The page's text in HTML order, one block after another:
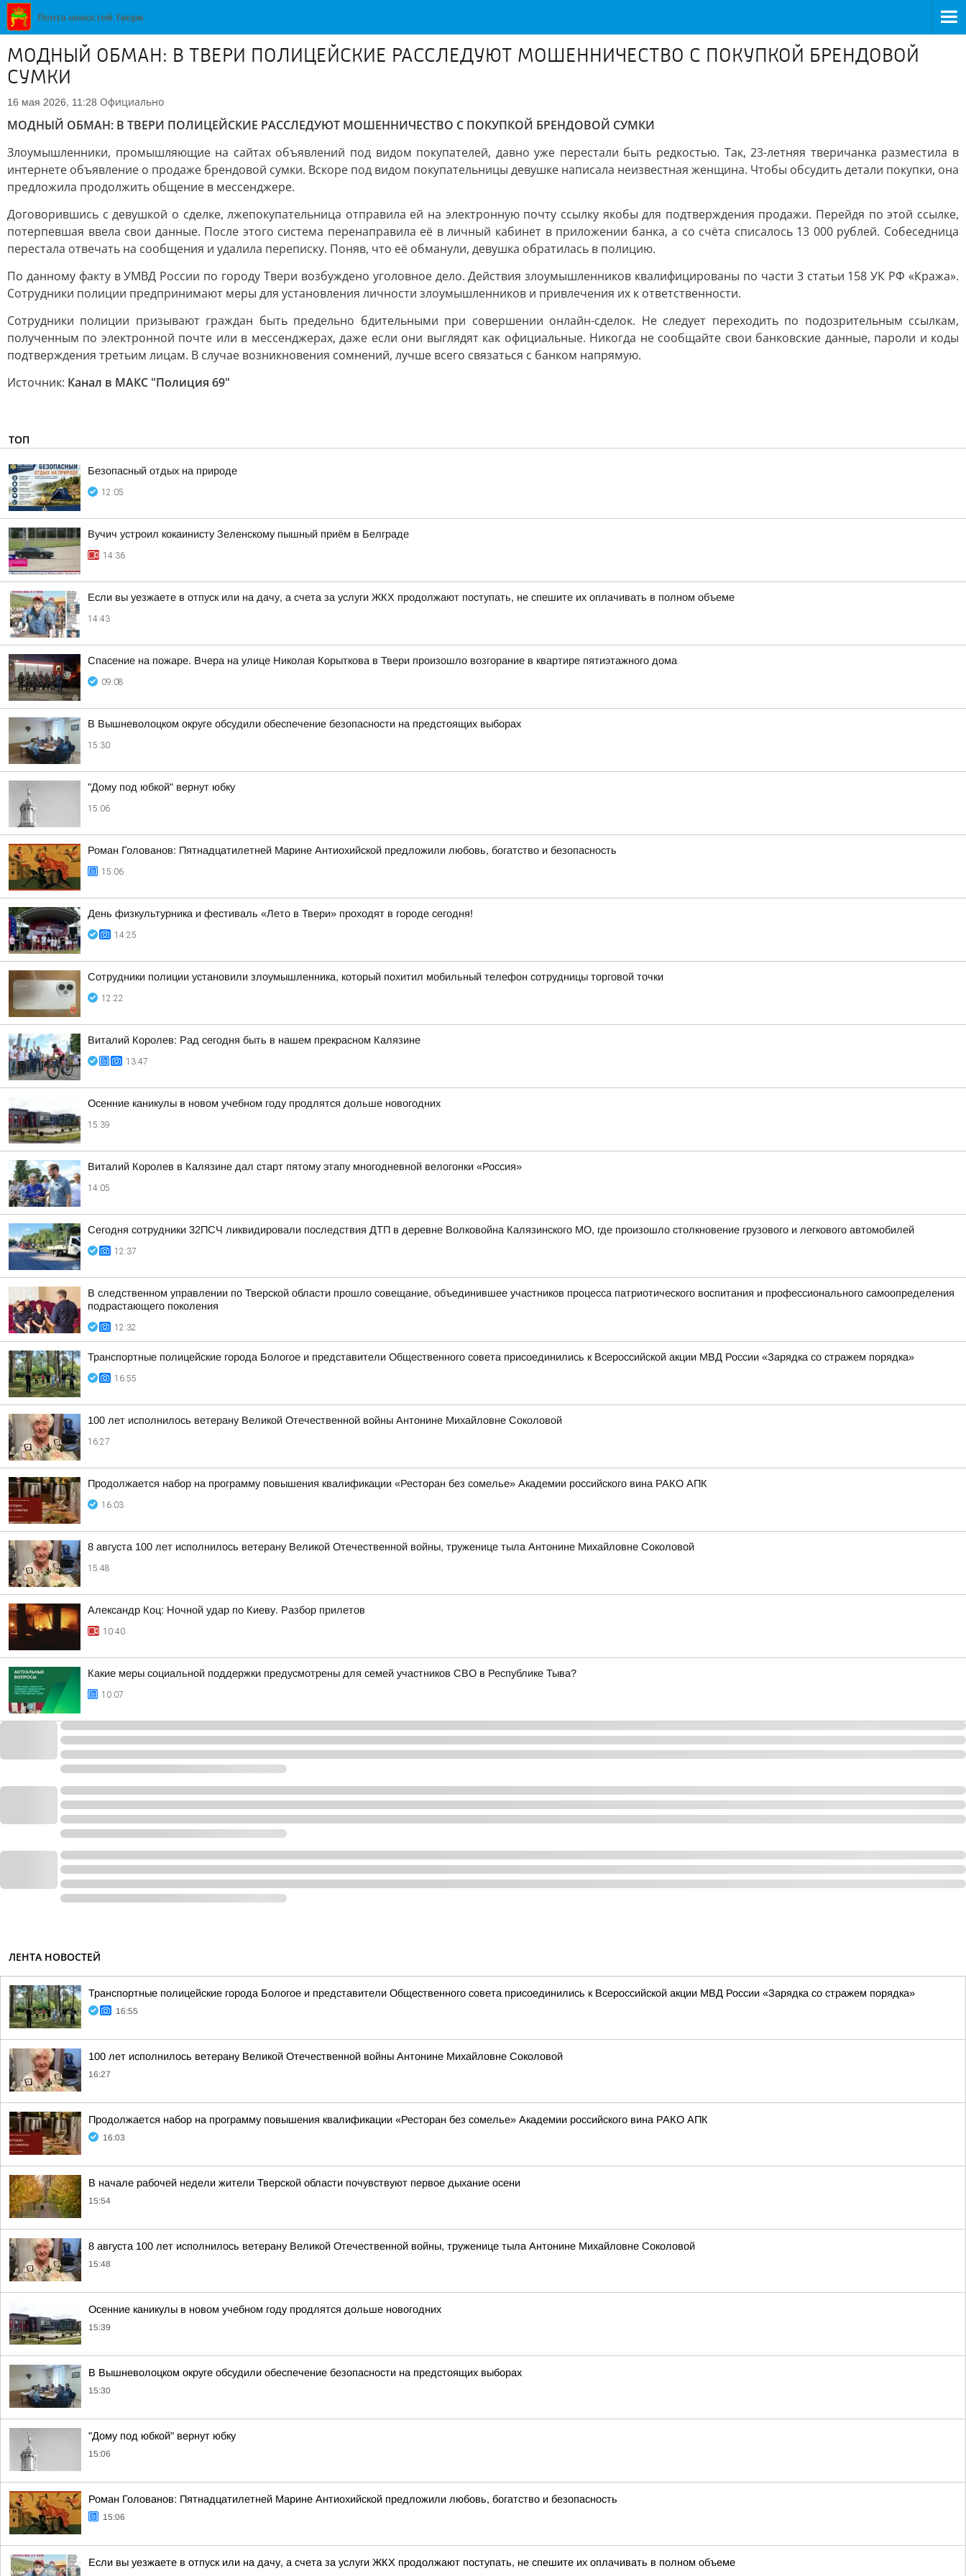
МОДНЫЙ ОБМАН: В ТВЕРИ ПОЛИЦЕЙСКИЕ РАССЛЕДУЮТ МОШЕННИЧЕСТВО С ПОКУПКОЙ БРЕНДОВОЙ
СУМКИ
16 мая 2026, 11:28 Официально
МОДНЫЙ ОБМАН: В ТВЕРИ ПОЛИЦЕЙСКИЕ РАССЛЕДУЮТ МОШЕННИЧЕСТВО С ПОКУПКОЙ БРЕНДОВОЙ СУМКИ
Злоумышленники, промышляющие на сайтах объявлений под видом покупателей, давно уже перестали быть редкостью. Так, 23-летняя тверичанка разместила в
интернете объявление о продаже брендовой сумки. Вскоре под видом покупательницы девушке написала неизвестная женщина. Чтобы обсудить детали покупки, она
предложила продолжить общение в мессенджере.
Договорившись с девушкой о сделке, лжепокупательница отправила ей на электронную почту ссылку якобы для подтверждения продажи. Перейдя по этой ссылке,
потерпевшая ввела свои данные. После этого система перенаправила её в личный кабинет в приложении банка, а со счёта списалось 13 000 рублей. Собеседница
перестала отвечать на сообщения и удалила переписку. Поняв, что её обманули, девушка обратилась в полицию.
По данному факту в УМВД России по городу Твери возбуждено уголовное дело. Действия злоумышленников квалифицированы по части 3 статьи 158 УК РФ «Кража».
Сотрудники полиции предпринимают меры для установления личности злоумышленников и привлечения их к ответственности.
Сотрудники полиции призывают граждан быть предельно бдительными при совершении онлайн-сделок. Не следует переходить по подозрительным ссылкам,
полученным по электронной почте или в мессенджерах, даже если они выглядят как официальные. Никогда не сообщайте свои банковские данные, пароли и коды
подтверждения третьим лицам. В случае возникновения сомнений, лучше всего связаться с банком напрямую.
Источник: Канал в МАКС "Полиция 69"
ТОП
Безопасный отдых на природе
12:05
Вучич устроил кокаинисту Зеленскому пышный приём в Белграде
14:36
Если вы уезжаете в отпуск или на дачу, а счета за услуги ЖКХ продолжают поступать, не спешите их оплачивать в полном объеме
14:43
Спасение на пожаре. Вчера на улице Николая Корыткова в Твери произошло возгорание в квартире пятиэтажного дома
09:08
В Вышневолоцком округе обсудили обеспечение безопасности на предстоящих выборах
15:30
"Дому под юбкой" вернут юбку
15:06
Роман Голованов: Пятнадцатилетней Марине Антиохийской предложили любовь, богатство и безопасность
15:06
День физкультурника и фестиваль «Лето в Твери» проходят в городе сегодня!
14:25
Сотрудники полиции установили злоумышленника, который похитил мобильный телефон сотрудницы торговой точки
12:22
Виталий Королев: Рад сегодня быть в нашем прекрасном Калязине
13:47
Осенние каникулы в новом учебном году продлятся дольше новогодних
15:39
Виталий Королев в Калязине дал старт пятому этапу многодневной велогонки «Россия»
14:05
Сегодня сотрудники 32ПСЧ ликвидировали последствия ДТП в деревне Волковойна Калязинского МО, где произошло столкновение грузового и легкового автомобилей
12:37
В следственном управлении по Тверской области прошло совещание, объединившее участников процесса патриотического воспитания и профессионального самоопределения
подрастающего поколения
12:32
Транспортные полицейские города Бологое и представители Общественного совета присоединились к Всероссийской акции МВД России «Зарядка со стражем порядка»
16:55
100 лет исполнилось ветерану Великой Отечественной войны Антонине Михайловне Соколовой
16:27
Продолжается набор на программу повышения квалификации «Ресторан без сомелье» Академии российского вина РАКО АПК
16:03
8 августа 100 лет исполнилось ветерану Великой Отечественной войны, труженице тыла Антонине Михайловне Соколовой
15:48
Александр Коц: Ночной удар по Киеву. Разбор прилетов
10:40
Какие меры социальной поддержки предусмотрены для семей участников СВО в Республике Тыва?
10:07
ЛЕНТА НОВОСТЕЙ
Транспортные полицейские города Бологое и представители Общественного совета присоединились к Всероссийской акции МВД России «Зарядка со стражем порядка»
16:55
100 лет исполнилось ветерану Великой Отечественной войны Антонине Михайловне Соколовой
16:27
Продолжается набор на программу повышения квалификации «Ресторан без сомелье» Академии российского вина РАКО АПК
16:03
В начале рабочей недели жители Тверской области почувствуют первое дыхание осени
15:54
8 августа 100 лет исполнилось ветерану Великой Отечественной войны, труженице тыла Антонине Михайловне Соколовой
15:48
Осенние каникулы в новом учебном году продлятся дольше новогодних
15:39
В Вышневолоцком округе обсудили обеспечение безопасности на предстоящих выборах
15:30
"Дому под юбкой" вернут юбку
15:06
Роман Голованов: Пятнадцатилетней Марине Антиохийской предложили любовь, богатство и безопасность
15:06
Если вы уезжаете в отпуск или на дачу, а счета за услуги ЖКХ продолжают поступать, не спешите их оплачивать в полном объеме